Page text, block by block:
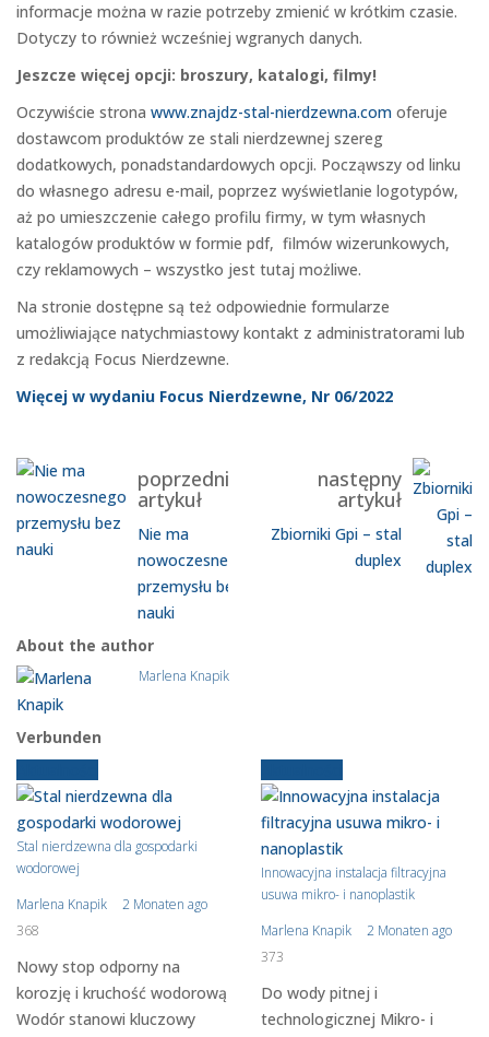
informacje można w razie potrzeby zmienić w krótkim czasie.
Dotyczy to również wcześniej wgranych danych.
Jeszcze więcej opcji: broszury, katalogi, filmy!
Oczywiście strona www.znajdz-stal-nierdzewna.com oferuje
dostawcom produktów ze stali nierdzewnej szereg
dodatkowych, ponadstandardowych opcji. Począwszy od linku
do własnego adresu e-mail, poprzez wyświetlanie logotypów,
aż po umieszczenie całego profilu firmy, w tym własnych
katalogów produktów w formie pdf, filmów wizerunkowych,
czy reklamowych – wszystko jest tutaj możliwe.
Na stronie dostępne są też odpowiednie formularze
umożliwiające natychmiastowy kontakt z administratorami lub
z redakcją Focus Nierdzewne.
Więcej w wydaniu Focus Nierdzewne, Nr 06/2022
poprzedni
artykuł
Nie ma
nowoczesnego
przemysłu bez
nauki
następny
artykuł
Zbiorniki Gpi – stal
duplex
About the author
Marlena Knapik
Verbunden
Stal nierdzewna dla gospodarki
wodorowej
Marlena Knapik
2 Monaten ago
368
Nowy stop odporny na
korozję i kruchość wodorową
Wodór stanowi kluczowy
Innowacyjna instalacja filtracyjna
usuwa mikro- i nanoplastik
Marlena Knapik
2 Monaten ago
373
Do wody pitnej i
technologicznej Mikro- i